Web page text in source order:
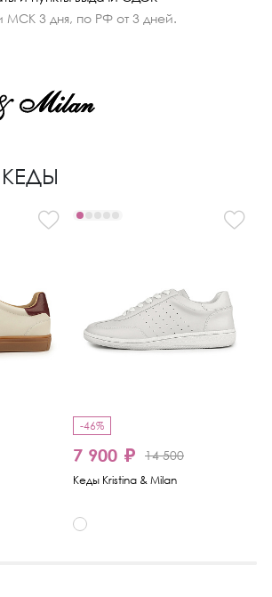
МСК 3 дня, по РФ от 3 дней.
КЕДЫ
-46%
7 900 ₽ 14 500
Кеды Kristina & Milan